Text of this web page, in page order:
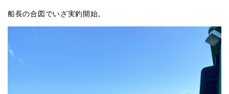
船長の合図でいざ実釣開始。